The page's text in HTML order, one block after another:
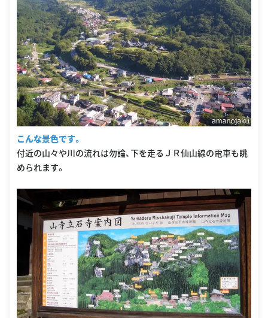
こんな景色です。
付近の山々や川の流れは勿論、下を走るＪＲ仙山線の電車も眺
められます。